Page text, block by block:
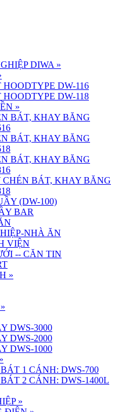
DIWA »
DW-116
DW-118
»
BÁT, KHAY BĂNG
BÁT, KHAY BĂNG
BÁT, KHAY BĂNG
BÁT, KHAY BĂNG
(DW-100)
BAR
NHÀ ĂN
VIỆN
-- CĂN TIN
»
»
DWS-3000
DWS-2000
DWS-1000
»
1 CÁNH: DWS-700
2 CÁNH: DWS-1400L
»